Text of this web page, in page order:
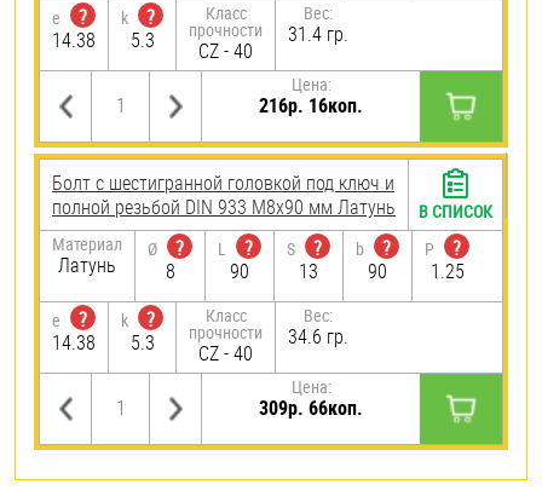
e
?
14.38
k
?
5.3
Класс
прочности
CZ - 40
Вес:
31.4 гр.
Цена:
216р. 16коп.
Болт с шестигранной головкой под ключ и
полной резьбой DIN 933 М8х90 мм Латунь
Материал
Латунь
Ø
?
8
L
?
90
S
?
13
b
?
90
P
?
1.25
e
?
14.38
k
?
5.3
Класс
прочности
CZ - 40
Вес:
34.6 гр.
Цена:
309р. 66коп.
В СПИСОК